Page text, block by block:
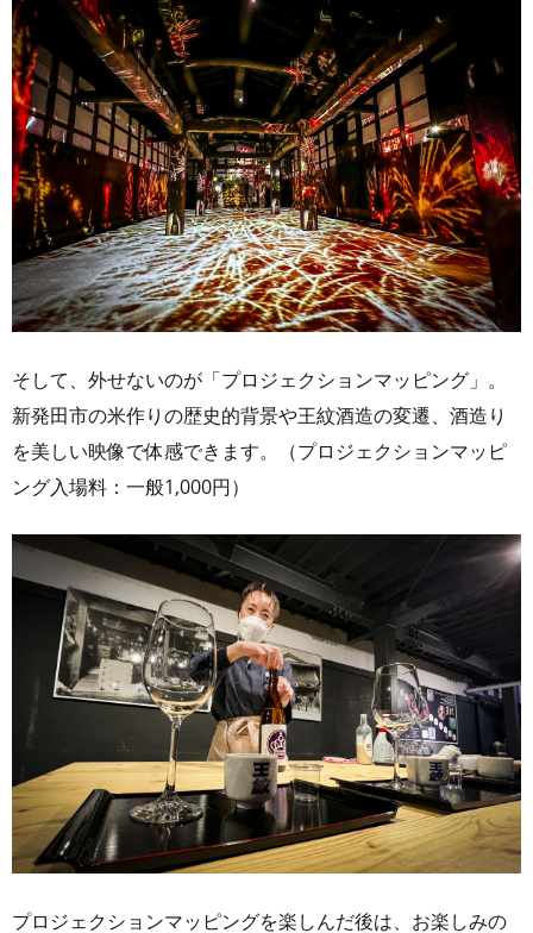
そして、外せないのが「プロジェクションマッピング」。
新発田市の米作りの歴史的背景や王紋酒造の変遷、酒造り
を美しい映像で体感できます。（プロジェクションマッピ
ング入場料：一般1,000円）
プロジェクションマッピングを楽しんだ後は、お楽しみの